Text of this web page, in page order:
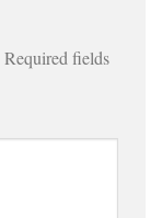
Required fields